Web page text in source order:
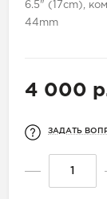
6.5" (17cm),
44mm
4 000
ЗАДАТЬ